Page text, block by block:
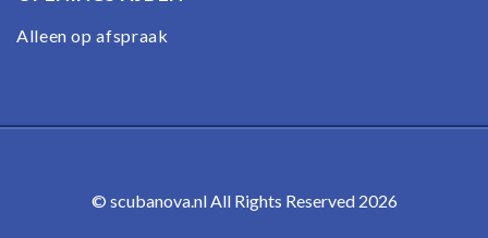
Alleen op afspraak
© scubanova.nl All Rights Reserved 2026